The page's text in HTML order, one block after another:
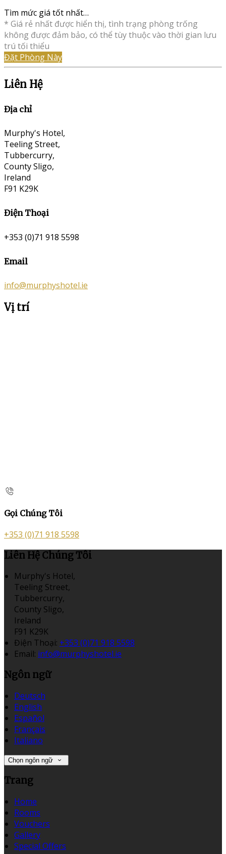
Tìm mức giá tốt nhất…
* Giá rẻ nhất được hiển thị, tình trạng phòng trống
không được đảm bảo, có thể tùy thuộc vào thời gian lưu
trú tối thiểu
Đặt Phòng Này
Liên Hệ
Địa chỉ
Murphy's Hotel,
Teeling Street,
Tubbercurry,
County Sligo,
Ireland
F91 K29K
Điện Thoại
+353 (0)71 918 5598
Email
info@murphyshotel.ie
Vị trí
Gọi Chúng Tôi
+353 (0)71 918 5598
Liên Hệ Chúng Tôi
Murphy's Hotel,
Teeling Street,
Tubbercurry,
County Sligo,
Ireland
F91 K29K
Điện Thoại: +353 (0)71 918 5598
Email: info@murphyshotel.ie
Ngôn ngữ
Deutsch
English
Español
Français
Italiano
Chọn ngôn ngữ
Trang
Home
Rooms
Vouchers
Gallery
Special Offers